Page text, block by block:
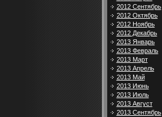
2012 Сентябрь
2012 Октябрь
2012 Ноябрь
2012 Декабрь
2013 Январь
2013 Февраль
2013 Март
2013 Апрель
2013 Май
2013 Июнь
2013 Июль
2013 Август
2013 Сентябрь